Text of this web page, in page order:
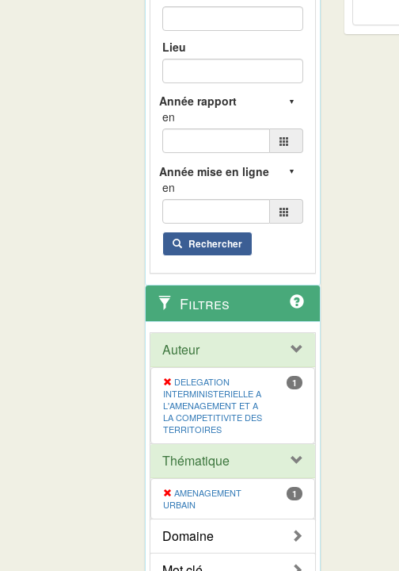
Lieu
en
en
Rechercher
Filtres
Auteur
DELEGATION
INTERMINISTERIELLE A
L'AMENAGEMENT ET A
LA COMPETITIVITE DES
TERRITOIRES
1
Thématique
AMENAGEMENT
URBAIN
1
Domaine